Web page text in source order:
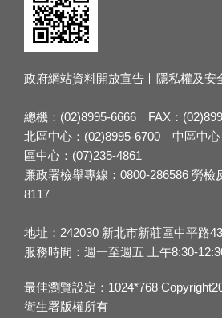
政府網站資料開放宣告 隱私權及安
總機：(02)8995-6666 FAX：
北區中心：(02)8995-6700 中區中
區中心：(07)235-4861
廉政署檢舉專線：0800-286586 勞檢
8117
地址：242030 新北市新莊區中平路
服務時間：週一至週五 上午8:30-
最佳瀏覽設定：1024*768
衛生署版權所有